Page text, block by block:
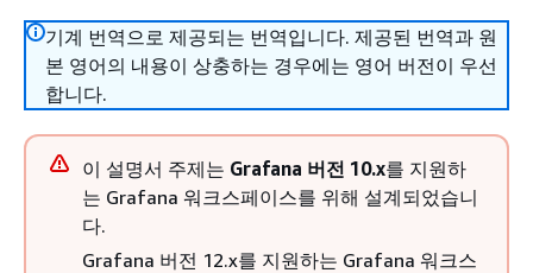
기계 번역으로 제공되는 번역입니다. 제공된 번역과 원
본 영어의 내용이 상충하는 경우에는 영어 버전이 우선
합니다.
이 설명서 주제는 Grafana 버전 10.x를 지원하
는 Grafana 워크스페이스를 위해 설계되었습니
다.
Grafana 버전 12.x를 지원하는 Grafana 워크스